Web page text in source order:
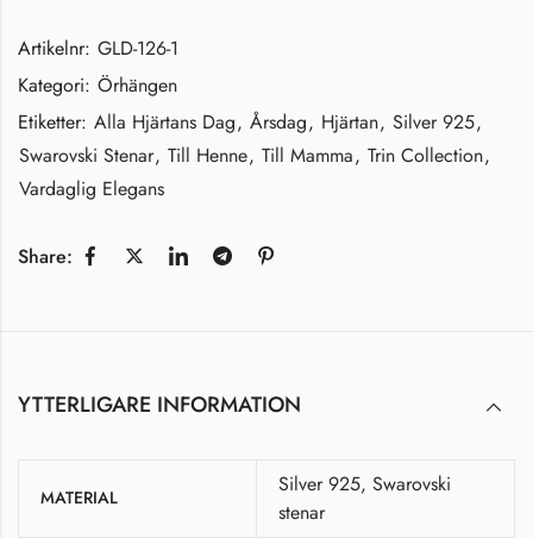
Artikelnr: GLD-126-1
Kategori: Örhängen
Etiketter: Alla Hjärtans Dag, Årsdag, Hjärtan, Silver 925,
Swarovski Stenar, Till Henne, Till Mamma, Trin Collection,
Vardaglig Elegans
Share:
YTTERLIGARE INFORMATION
MATERIAL
Silver 925, Swarovski
stenar